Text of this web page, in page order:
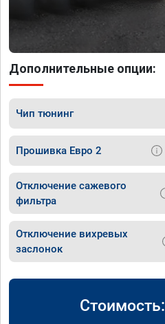
Дополнительные опции:
Чип тюнинг
Прошивка Евро 2
Отключение сажевого
фильтра
Отключение вихревых
заслонок
Стоимость: